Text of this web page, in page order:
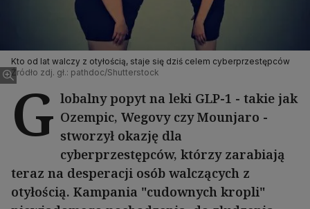
Kto od lat walczy z otyłością, staje się dziś celem cyberprzestępców
Źródło zdj. gł.: pathdoc/Shutterstock
G lobalny popyt na leki GLP-1 - takie jak
Ozempic, Wegovy czy Mounjaro -
stworzył okazję dla
cyberprzestępców, którzy zarabiają
teraz na desperacji osób walczących z
otyłością. Kampania "cudownych kropli"